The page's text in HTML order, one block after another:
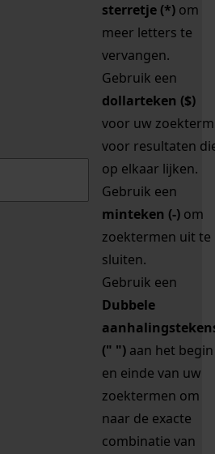
sterretje (*) om
meer letters te
vervangen.
Gebruik een
dollarteken ($)
voor uw zoekterm
voor resultaten
op elkaar lijken.
Gebruik een
minteken (-) om
zoektermen uit te
sluiten.
Gebruik een
Dubbele
(" ") aan het begin
en einde van uw
zoektermen om
naar de exacte
combinatie van